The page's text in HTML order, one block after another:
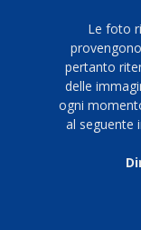
Le foto
pertanto
delle
ogni
al seguente